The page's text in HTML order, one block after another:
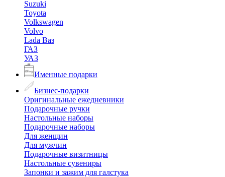
Suzuki
Toyota
Volkswagen
Volvo
Lada Ваз
ГАЗ
УАЗ
Именные подарки
Бизнес-подарки
Оригинальные ежедневники
Подарочные ручки
Настольные наборы
Подарочные наборы
Для женщин
Для мужчин
Подарочные визитницы
Настольные сувениры
Запонки и зажим для галстука